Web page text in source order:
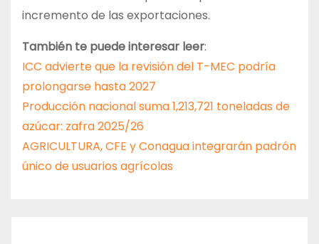
incremento de las exportaciones.
También te puede interesar leer:
ICC advierte que la revisión del T-MEC podría
prolongarse hasta 2027
Producción nacional suma 1,213,721 toneladas de
azúcar: zafra 2025/26
AGRICULTURA, CFE y Conagua integrarán padrón
único de usuarios agrícolas